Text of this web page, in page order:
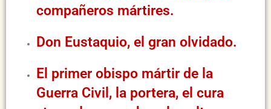
compañeros mártires.
Don Eustaquio, el gran olvidado.
El primer obispo mártir de la
Guerra Civil, la portera, el cura